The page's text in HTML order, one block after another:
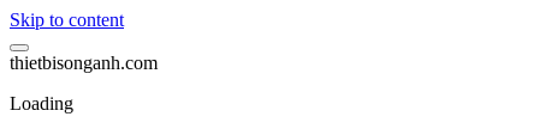
Skip to content
thietbisonganh.com
Loading